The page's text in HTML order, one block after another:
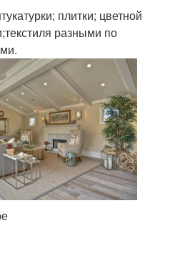
плитки; цветной
разными по